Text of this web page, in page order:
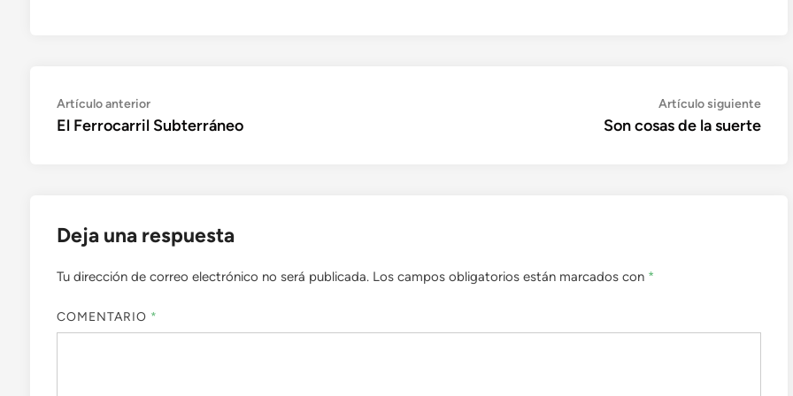
Navegación
de
Artículo anteriorArtículo
anterior:
El Ferrocarril Subterráneo
Artículo siguiente
Son cosas de la suerte
Deja una respuesta
Tu dirección de correo electrónico no será publicada. Los campos obligatorios están marcados con *
COMENTARIO *